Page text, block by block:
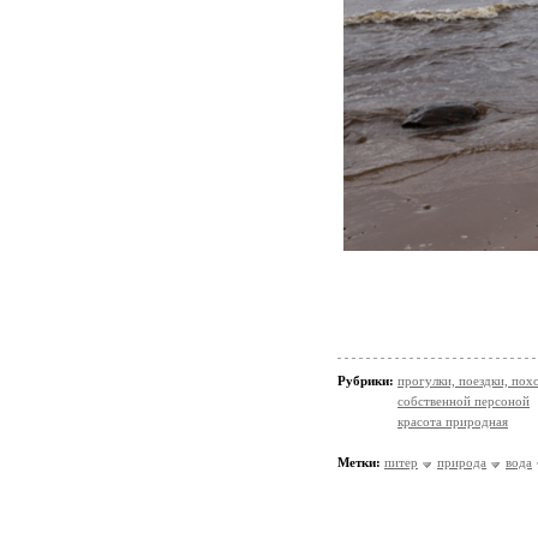
Рубрики: прогулки, поездки,
собственной персоной
красота природная
Метки: питер природа вода